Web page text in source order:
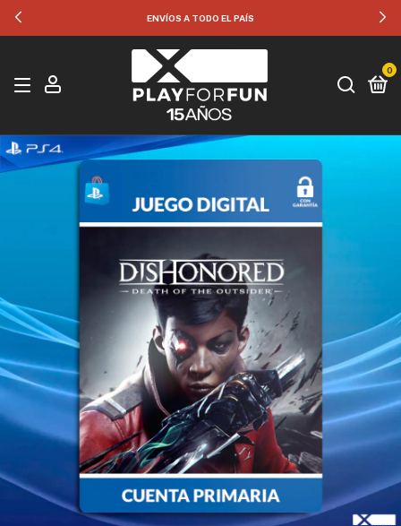
ENVÍOS A TODO EL PAÍS
0